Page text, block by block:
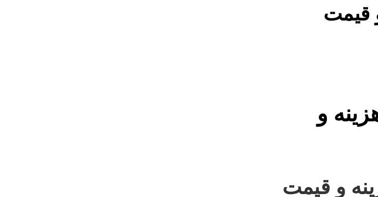
قیمت
و
و قیمت